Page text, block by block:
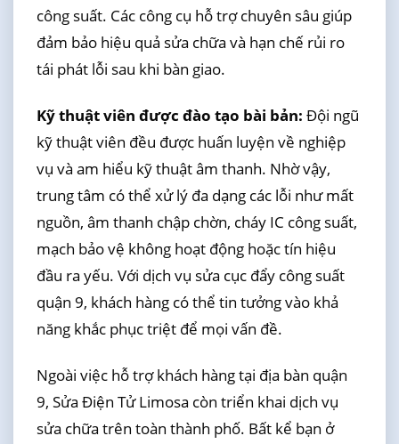
công suất. Các công cụ hỗ trợ chuyên sâu giúp
đảm bảo hiệu quả sửa chữa và hạn chế rủi ro
tái phát lỗi sau khi bàn giao.
Kỹ thuật viên được đào tạo bài bản: Đội ngũ
kỹ thuật viên đều được huấn luyện về nghiệp
vụ và am hiểu kỹ thuật âm thanh. Nhờ vậy,
trung tâm có thể xử lý đa dạng các lỗi như mất
nguồn, âm thanh chập chờn, cháy IC công suất,
mạch bảo vệ không hoạt động hoặc tín hiệu
đầu ra yếu. Với dịch vụ sửa cục đẩy công suất
quận 9, khách hàng có thể tin tưởng vào khả
năng khắc phục triệt để mọi vấn đề.
Ngoài việc hỗ trợ khách hàng tại địa bàn quận
9, Sửa Điện Tử Limosa còn triển khai dịch vụ
sửa chữa trên toàn thành phố. Bất kể bạn ở